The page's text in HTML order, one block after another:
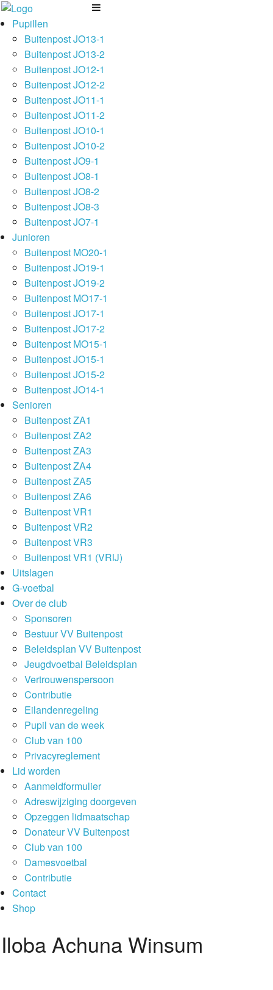
Pupillen
Buitenpost JO13-1
Buitenpost JO13-2
Buitenpost JO12-1
Buitenpost JO12-2
Buitenpost JO11-1
Buitenpost JO11-2
Buitenpost JO10-1
Buitenpost JO10-2
Buitenpost JO9-1
Buitenpost JO8-1
Buitenpost JO8-2
Buitenpost JO8-3
Buitenpost JO7-1
Junioren
Buitenpost MO20-1
Buitenpost JO19-1
Buitenpost JO19-2
Buitenpost MO17-1
Buitenpost JO17-1
Buitenpost JO17-2
Buitenpost MO15-1
Buitenpost JO15-1
Buitenpost JO15-2
Buitenpost JO14-1
Senioren
Buitenpost ZA1
Buitenpost ZA2
Buitenpost ZA3
Buitenpost ZA4
Buitenpost ZA5
Buitenpost ZA6
Buitenpost VR1
Buitenpost VR2
Buitenpost VR3
Buitenpost VR1 (VRIJ)
Uitslagen
G-voetbal
Over de club
Sponsoren
Bestuur VV Buitenpost
Beleidsplan VV Buitenpost
Jeugdvoetbal Beleidsplan
Vertrouwenspersoon
Contributie
Eilandenregeling
Pupil van de week
Club van 100
Privacyreglement
Lid worden
Aanmeldformulier
Adreswijziging doorgeven
Opzeggen lidmaatschap
Donateur VV Buitenpost
Club van 100
Damesvoetbal
Contributie
Contact
Shop
Iloba Achuna Winsum